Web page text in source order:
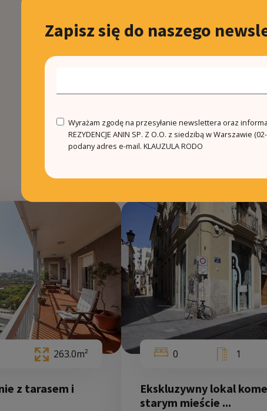
Barbecue
Więcej ofert w
263.0m²
z tarasem i
0 1
Ekskluzywny lokal
starym mieście ...
Zapisz się do naszego
Wyrażam zgodę na przesyłanie newslettera oraz
REZYDENCJE ANIN SP. Z O.O. z siedzibą w Warszawie
podany adres e-mail. KLAUZULA RODO